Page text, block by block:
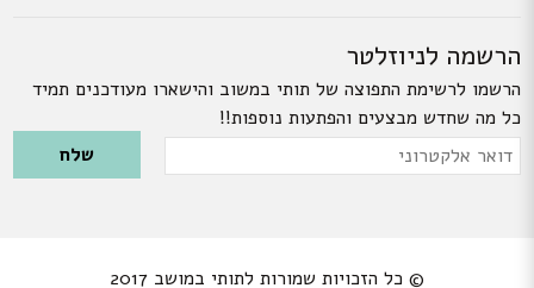
הרשמה לניוזלטר
הרשמו לרשימת התפוצה של תותי במשוב והישארו מעודכנים תמיד
כל מה שחדש מבצעים והפתעות נוספות!!
Please leave this field empty.
דואר
© כל הזכויות שמורות לתותי במושב 2017